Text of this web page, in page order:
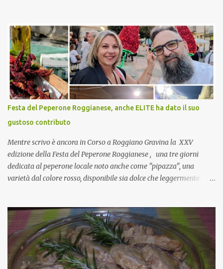
pranzo, racconta un po'! Perchè io avrò ospiti e cerco degli spunti...
Cuocapercaso : A dire il vero domenica prossima non preparo
nulla perché vado al Pranzo Aziendale di fine anno organizzato dai
mie capi! CoCo : Pranzo aziendale? Una bella idea! Cuocapercaso :
si, è un modo per riunirsi tutti a fine anno e tirare le somme…
naturalmente mangiando tutti insieme, con grande convivialità!
CoCo : è naturale il cibo, come sappiamo bene, funziona spesso da
collante e anche nel lavoro riesce a creare spesso l’ambiente
favorevole per molte belle opportunità, non trovi? Cuocapercaso :
Si, concordo! …addirittura si dice...
Festa del Peperone Roggianese, anche ELITE ha dato il suo
gustoso contributo
Mentre scrivo è ancora in Corso a Roggiano Gravina la XXV
edizione della Festa del Peperone Roggianese , una tre giorni
dedicata al peperone locale noto anche come "pipazza", una
varietà dal colore rosso, disponibile sia dolce che leggermente
(Pat) della Calabria. Un ingrediente versatile in cucina, utilizzato
fresco o essiccato in ricette della tradizione o in piatti innovativi.
Durante la prima serata dell'evento abbiamo avuto prova della
versatilità di questo ingrediente durante il "2° Concorso
Gastronomico di piatti a base di peperone Roggianese" ideato da